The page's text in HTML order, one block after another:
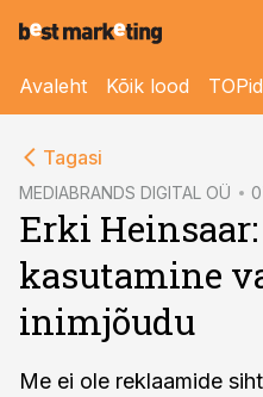
Avaleht Kõik lood TOPid
Tagasi
MEDIABRANDS DIGITAL OÜ
Erki
kasutamine
inimjõudu
Me ei ole reklaamide